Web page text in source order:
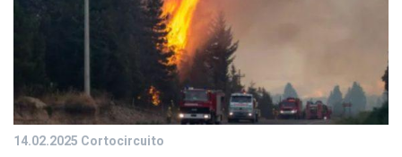
14.02.2025 Cortocircuito